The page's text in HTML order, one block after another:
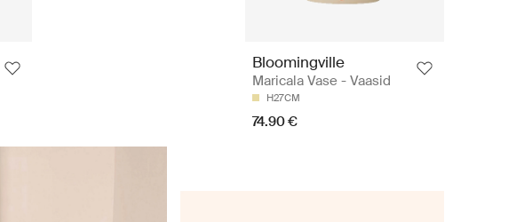
Bloomingville
Maricala Vase - Vaasid
H27CM
74.90 €